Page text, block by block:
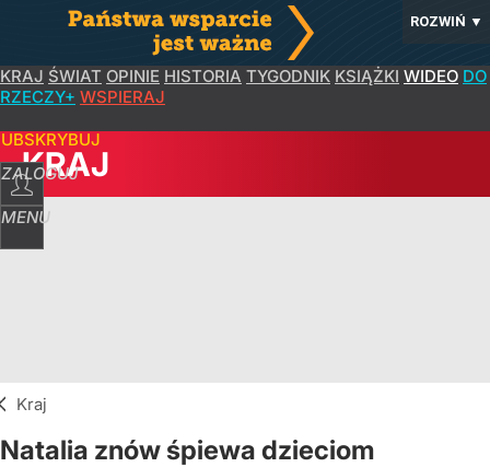
ROZWIŃ ▼
KRAJ ŚWIAT OPINIE HISTORIA TYGODNIK KSIĄŻKI WIDEO DO
RZECZY+ WSPIERAJ
ZALOGUJ
MENU
KRAJ
Kraj
Natalia znów śpiewa dzieciom